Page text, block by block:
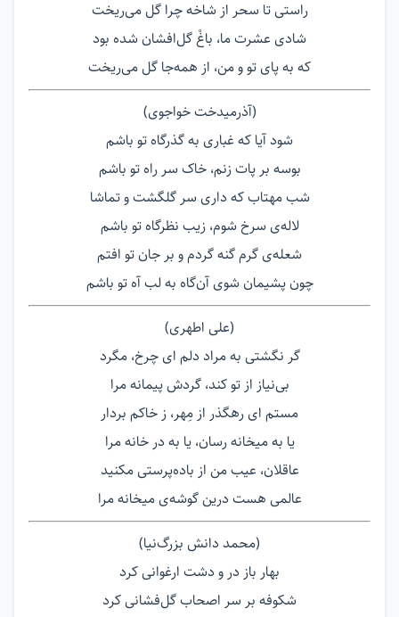
راستی تا سحر از شاخه چرا گل می‌ریخت
شادی عشرت ما، باغْ گل‌افشان شده بود
که به پای تو و من، از همه‌جا گل می‌ریخت
(آذرمیدخت خواجوی)
شود آیا که غباری به گذرگاه تو باشم
بوسه بر پات زنم، خاک سر راه تو باشم
شب مهتاب که داری سر گلگشت و تماشا
لاله‌ی سرخ شوم، زیب نظرگاه تو باشم
شعله‌ی گرم گنه گردم و بر جان تو افتم
چون پشیمان شوی آن‌گاه به لب آه تو باشم
(علی اطهری)
گر نگشتی به مراد دلم ای چرخ، مگرد
بی‌نیاز از تو کند، گردش پیمانه مرا
مستم ای رهگذر از مِهر، ز خاکم بردار
یا به میخانه رسان، یا به در خانه مرا
عاقلان، عیب من از باده‌پرستی مکنید
عالمی هست درین گوشه‌ی میخانه مرا
(محمد دانش بزرگ‌نیا)
بهار باز در و دشت ارغوانی کرد
شکوفه بر سر اصحاب گل‌فشانی کرد